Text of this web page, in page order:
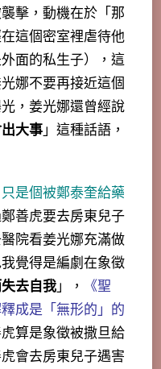
擊，動機在於「那
這個密室裡虐待他
面的私生子），這
娜不要再接近這個
，姜光娜還曾經說
大事」這種話語，
只是個被鄭泰奎給藥
善虎要去房東兒子
院看姜光娜充滿做
覺得是編劇在象徵
去自我」，
《聖
成是「無形的」的
虎算是象徵被撒旦給
會去房東兒子遇害